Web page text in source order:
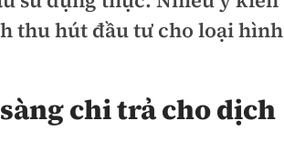
thu hút đầu tư cho loại hình
chi trả cho dịch